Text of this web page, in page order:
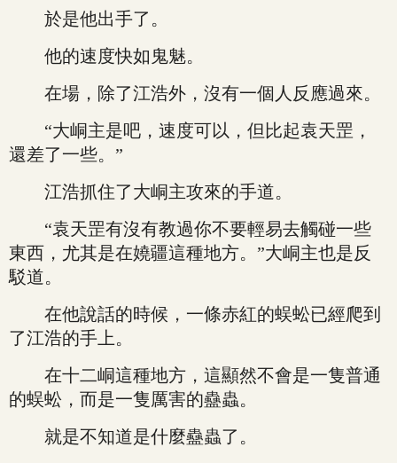
於是他出手了。
他的速度快如鬼魅。
在場，除了江浩外，沒有一個人反應過來。
“大峒主是吧，速度可以，但比起袁天罡，
還差了一些。”
江浩抓住了大峒主攻來的手道。
“袁天罡有沒有教過你不要輕易去觸碰一些
東西，尤其是在嬈疆這種地方。”大峒主也是反
駁道。
在他說話的時候，一條赤紅的蜈蚣已經爬到
了江浩的手上。
在十二峒這種地方，這顯然不會是一隻普通
的蜈蚣，而是一隻厲害的蠱蟲。
就是不知道是什麼蠱蟲了。